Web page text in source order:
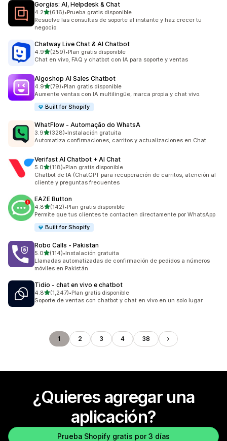
Gorgias: AI, Helpdesk & Chat
4.2de 5 estrellas
(616)
616 reseñas en total
•Prueba gratis disponible
Resuelve las consultas de soporte al instante y haz crecer tu
negocio.
Chatway Live Chat & AI Chatbot
4.9de 5 estrellas
(259)
259 reseñas en total
•Plan gratis disponible
Chat en vivo, FAQ y chatbot con IA para soporte y ventas
Algoshop AI Sales Chatbot
4.9de 5 estrellas
(79)
79 reseñas en total
•Plan gratis disponible
Aumente ventas con IA multilingüe, marca propia y chat vivo.
Built for Shopify
WhatFlow ‑ Automação do WhatsA
3.9de 5 estrellas
(328)
328 reseñas en total
•Instalación gratuita
Automatiza confirmaciones, carritos y actualizaciones en Chat
Verifast AI Chatbot + AI Chat
5.0de 5 estrellas
(118)
118 reseñas en total
•Plan gratis disponible
Chatbot de IA (ChatGPT para recuperación de carritos, atención al
cliente y preguntas frecuentes
EAZE Button
4.8de 5 estrellas
(142)
142 reseñas en total
•Plan gratis disponible
Permite que tus clientes te contacten directamente por WhatsApp
Built for Shopify
Robo Calls ‑ Pakistan
5.0de 5 estrellas
(114)
114 reseñas en total
•Instalación gratuita
Llamadas automatizadas de confirmación de pedidos a números
móviles en Pakistán
Tidio ‑ chat en vivo e chatbot
4.8de 5 estrellas
(1,247)
1247 reseñas en total
•Plan gratis disponible
Soporte de ventas con chatbot y chat en vivo en un solo lugar
1 2 3 4 38
¿Quieres agregar una
aplicación?
Prueba Shopify gratis por 3 días